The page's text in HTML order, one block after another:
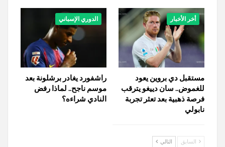
أخر الأخبار
مستقبل دي بروين يعود
للغموض.. سان دييغو يترقب
فرصة ذهبية بعد تعثر تجربة
نابولي
الدوري الإسباني
راشفورد يغادر برشلونة بعد
موسم ناجح.. لماذا رفض
النادي شراءه؟
السابق التالي